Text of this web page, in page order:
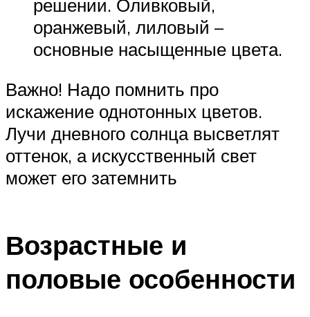
решении. Оливковый,
оранжевый, лиловый –
основные насыщенные цвета.
Важно! Надо помнить про
искажение однотонных цветов.
Лучи дневного солнца высветлят
оттенок, а искусственный свет
может его затемнить
Возрастные и
половые особенности